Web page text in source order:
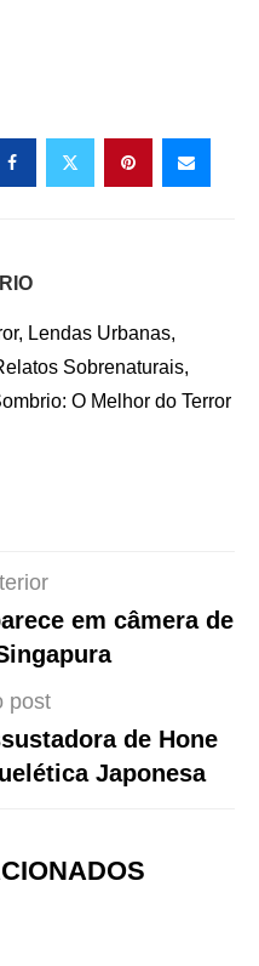
Lendas Urbanas,
Sobrenaturais,
O Melhor do Terror
em câmera de
post
de Hone
Japonesa